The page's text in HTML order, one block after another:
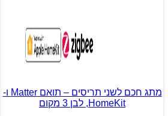
מתג חכם לשני תריסים – תואם Matter ו-
HomeKit, לבן 3 מקום